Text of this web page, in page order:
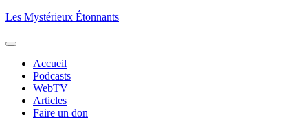
Aller
contenu
Les Mystérieux Étonnants
Accueil
Podcasts
WebTV
Articles
Faire un don